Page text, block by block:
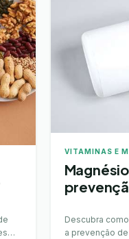
VITAMINAS E
Descubra
a prevenção